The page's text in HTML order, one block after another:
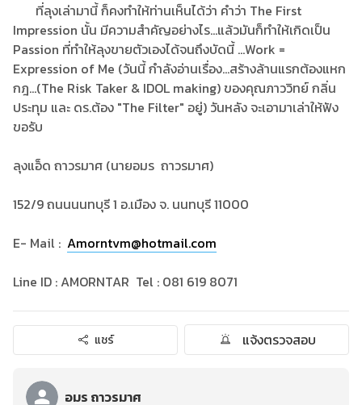
ที่ลุงเล่ามานี้ ก็คงทำให้ท่านเห็นได้ว่า คำว่า The First
Impression นั้น มีความสำคัญอย่างไร...แล้วมันก็ทำให้เกิดเป็น
Passion ที่ทำให้ลุงขายตัวเองได้จนถึงบัดนี้ ...Work =
Expression of Me (วันนี้ กำลังอ่านเรื่อง...สร้างล้านแรกต้องแหก
กฎ...(The Risk Taker & IDOL making) ของคุณภาววิทย์ กลิ่น
ประทุม และ ดร.ต้อง "The Filter" อยู่) วันหลัง จะเอามาเล่าให้ฟัง
ขอรับ
ลุงแอ็ด ถาวรมาศ (นายอมร ถาวรมาศ)
152/9 ถนนนนทบุรี 1 อ.เมือง จ. นนทบุรี 11000
E- Mail : Amorntvm@hotmail.com
Line ID : AMORNTAR Tel : 081 619 8071
แชร์ แจ้งตรวจสอบ
อมร ถาวรมาศ